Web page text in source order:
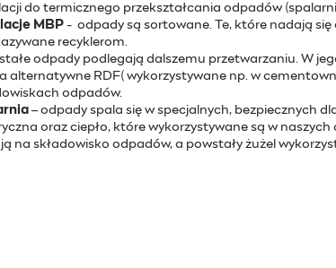
do termicznego przekształcania odpadów
MBP - odpady są sortowane. Te, które nadają
recyklerom.
odpady podlegają dalszemu przetwarzaniu. W
alternatywne RDF( wykorzystywane np. w
odpadów.
– odpady spala się w specjalnych, bezpiecznych
oraz ciepło, które wykorzystywane są w
na składowisko odpadów, a powstały żużel